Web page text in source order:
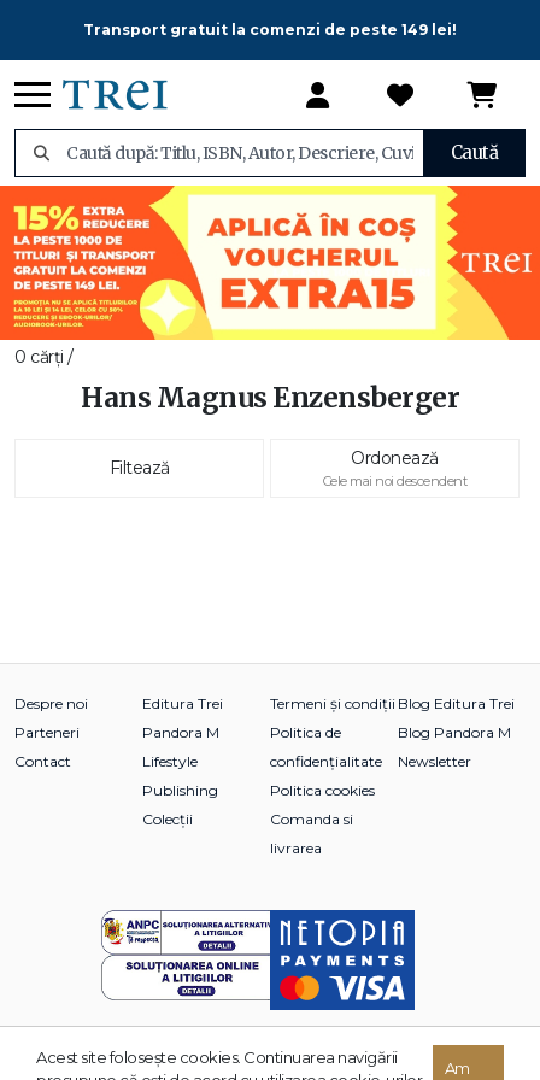
Transport gratuit la comenzi de peste 149 lei!
Caută
0 cărți /
Hans Magnus Enzensberger
Filtează Ordonează
Cele mai noi descendent
Despre noi
Parteneri
Contact
Editura Trei
Pandora M
Lifestyle
Publishing
Colecții
Termeni și condiții
Politica de
confidențialitate
Politica cookies
Comanda si
livrarea
Blog Editura Trei
Blog Pandora M
Newsletter
© 2026 Grupul Editorial TREI. Toate drepturile rezervate.
Acest site foloseşte cookies. Continuarea navigării
Am